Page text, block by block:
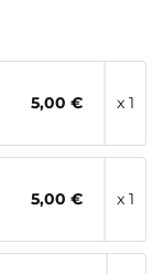
5,00 € x 1
5,00 € x 1